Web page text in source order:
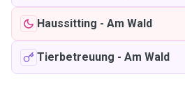
Haussitting - Am Wald
Tierbetreuung - Am Wald